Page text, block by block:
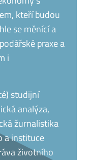
kteří budou
se měnící a
praxe a
i
studijní
analýza,
žurnalistika
a instituce
životního